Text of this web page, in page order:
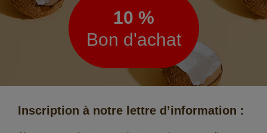
10 %
Bon d'achat
Inscription à notre lettre d’information :